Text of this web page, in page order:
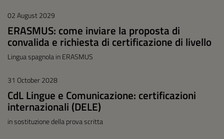
02 August 2029
ERASMUS: come inviare la proposta di
convalida e richiesta di certificazione di livello
Lingua spagnola in ERASMUS
31 October 2028
CdL Lingue e Comunicazione: certificazioni
internazionali (DELE)
in sostituzione della prova scritta